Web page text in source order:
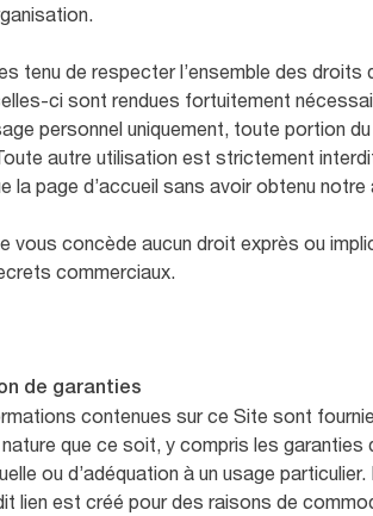
tenu de respecter l’ensemble des
ci sont rendues fortuitement
personnel uniquement, toute portion
autre utilisation est strictement
la page d’accueil sans avoir obtenu
vous concède aucun droit exprès ou
commerciaux.
de garanties
contenues sur ce Site sont
nature que ce soit, y compris les
ou d’adéquation à un usage
lien est créé pour des raisons de